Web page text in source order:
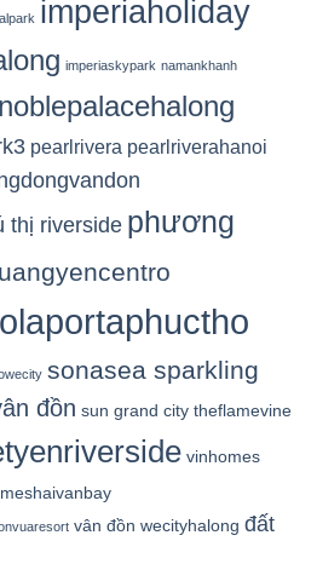
imperiaholiday
imperiaskypark namankhanh
noblepalacehalong
pearlrivera pearlriverahanoi
thị riverside phương
sonasea sparkling
đồn sun grand city theflamevine
vinhomes
vân đồn wecityhalong đất